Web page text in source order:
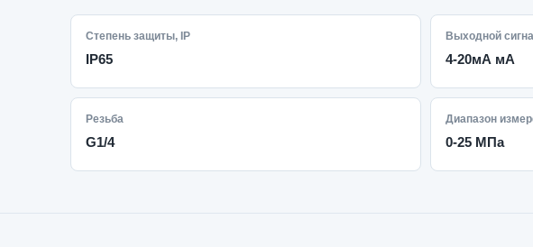
Степень защиты, IP
IP65
Выходной
4-20мА мА
Резьба
G1/4
Диапазон
0-25 МПа